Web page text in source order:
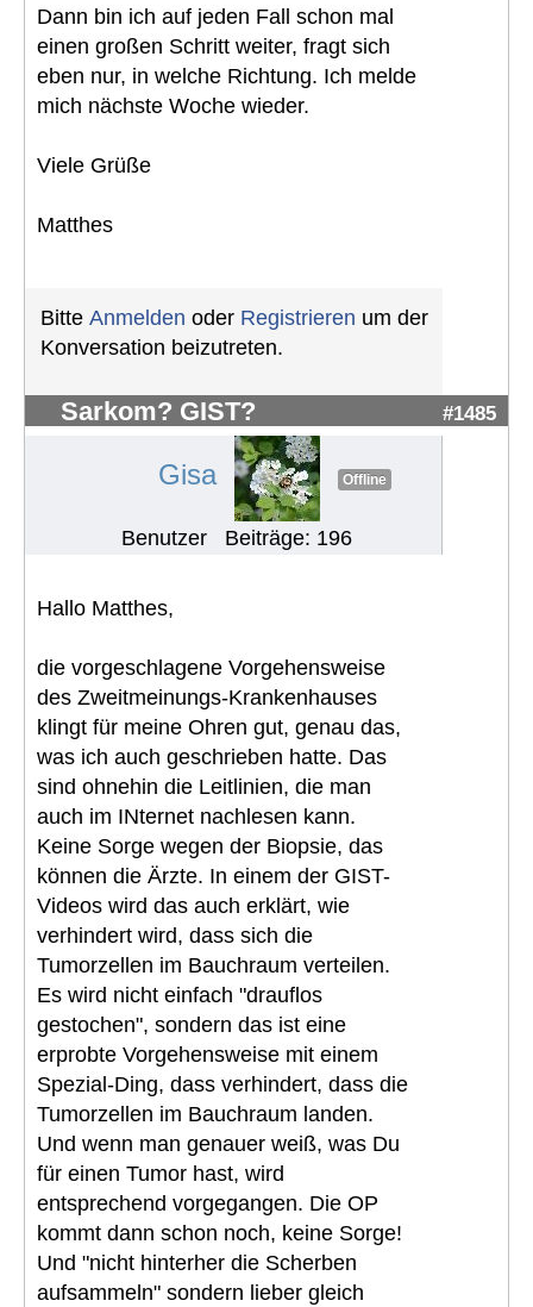
Dann bin ich auf jeden Fall schon mal
einen großen Schritt weiter, fragt sich
eben nur, in welche Richtung. Ich melde
mich nächste Woche wieder.
Viele Grüße
Matthes
Bitte Anmelden oder Registrieren um der
Konversation beizutreten.
Sarkom? GIST? #1485
Gisa Offline
Benutzer Beiträge: 196
Hallo Matthes,
die vorgeschlagene Vorgehensweise
des Zweitmeinungs-Krankenhauses
klingt für meine Ohren gut, genau das,
was ich auch geschrieben hatte. Das
sind ohnehin die Leitlinien, die man
auch im INternet nachlesen kann.
Keine Sorge wegen der Biopsie, das
können die Ärzte. In einem der GIST-
Videos wird das auch erklärt, wie
verhindert wird, dass sich die
Tumorzellen im Bauchraum verteilen.
Es wird nicht einfach "drauflos
gestochen", sondern das ist eine
erprobte Vorgehensweise mit einem
Spezial-Ding, dass verhindert, dass die
Tumorzellen im Bauchraum landen.
Und wenn man genauer weiß, was Du
für einen Tumor hast, wird
entsprechend vorgegangen. Die OP
kommt dann schon noch, keine Sorge!
Und "nicht hinterher die Scherben
aufsammeln" sondern lieber gleich